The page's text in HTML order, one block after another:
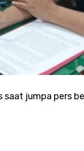
saat jumpa pers